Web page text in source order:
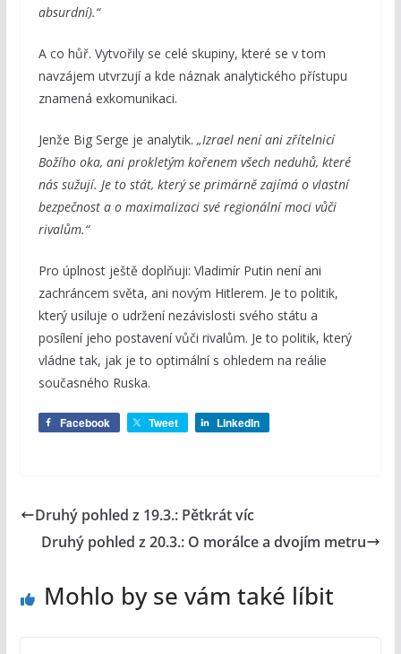
absurdní).“
A co hůř. Vytvořily se celé skupiny, které se v tom
navzájem utvrzují a kde náznak analytického přístupu
znamená exkomunikaci.
Jenže Big Serge je analytik. „Izrael není ani zřítelnicí
Božího oka, ani prokletým kořenem všech neduhů, které
nás sužují. Je to stát, který se primárně zajímá o vlastní
bezpečnost a o maximalizaci své regionální moci vůči
rivalům.“
Pro úplnost ještě doplňuji: Vladimír Putin není ani
zachráncem světa, ani novým Hitlerem. Je to politik,
který usiluje o udržení nezávislosti svého státu a
posílení jeho postavení vůči rivalům. Je to politik, který
vládne tak, jak je to optimální s ohledem na reálie
současného Ruska.
Facebook Tweet LinkedIn
Druhý pohled z 19.3.: Pětkrát víc
Druhý pohled z 20.3.: O morálce a dvojím metru
Mohlo by se vám také líbit